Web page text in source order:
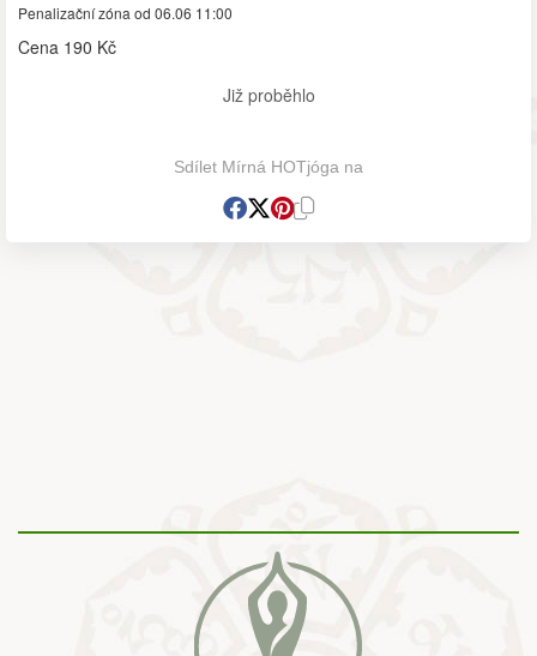
Penalizační zóna od 06.06 11:00
Cena 190 Kč
Již proběhlo
Sdílet Mírná HOTjóga na